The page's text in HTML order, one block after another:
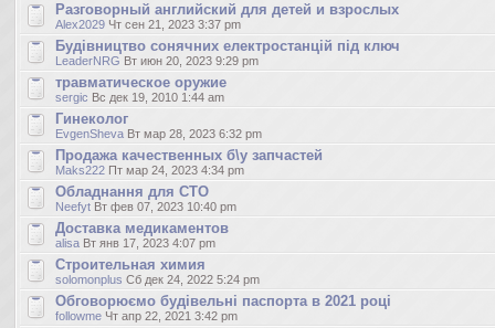
Разговорный английский для детей и взрослых
Alex2029 Чт сен 21, 2023 3:37 pm
Будівництво сонячних електростанцій під ключ
LeaderNRG Вт июн 20, 2023 9:29 pm
травматическое оружие
sergic Вс дек 19, 2010 1:44 am
Гинеколог
EvgenSheva Вт мар 28, 2023 6:32 pm
Продажа качественных б\у запчастей
Maks222 Пт мар 24, 2023 4:34 pm
Обладнання для СТО
Neefyt Вт фев 07, 2023 10:40 pm
Доставка медикаментов
alisa Вт янв 17, 2023 4:07 pm
Строительная химия
solomonplus Сб дек 24, 2022 5:24 pm
Обговорюємо будівельні паспорта в 2021 році
followme Чт апр 22, 2021 3:42 pm